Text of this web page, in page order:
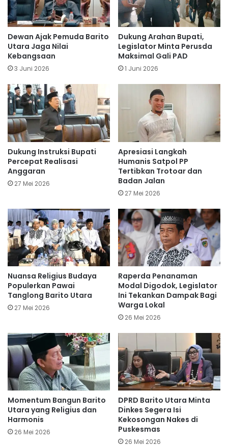
Dewan Ajak Pemuda Barito
Utara Jaga Nilai
Kebangsaan
3 Juni 2026
Dukung Arahan Bupati,
Legislator Minta Perusda
Maksimal Gali PAD
1 Juni 2026
Dukung Instruksi Bupati
Percepat Realisasi
Anggaran
27 Mei 2026
Apresiasi Langkah
Humanis Satpol PP
Tertibkan Trotoar dan
Badan Jalan
27 Mei 2026
Nuansa Religius Budaya
Populerkan Pawai
Tanglong Barito Utara
27 Mei 2026
Raperda Penanaman
Modal Digodok, Legislator
Ini Tekankan Dampak Bagi
Warga Lokal
26 Mei 2026
Momentum Bangun Barito
Utara yang Religius dan
Harmonis
26 Mei 2026
DPRD Barito Utara Minta
Dinkes Segera Isi
Kekosongan Nakes di
Puskesmas
26 Mei 2026